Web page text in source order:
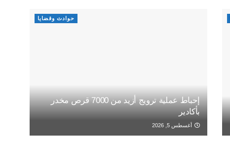
حوادث وقضايا
إحباط عملية ترويج أزيد من 7000 قرص مخدر
بأكادير
أغسطس 5, 2026